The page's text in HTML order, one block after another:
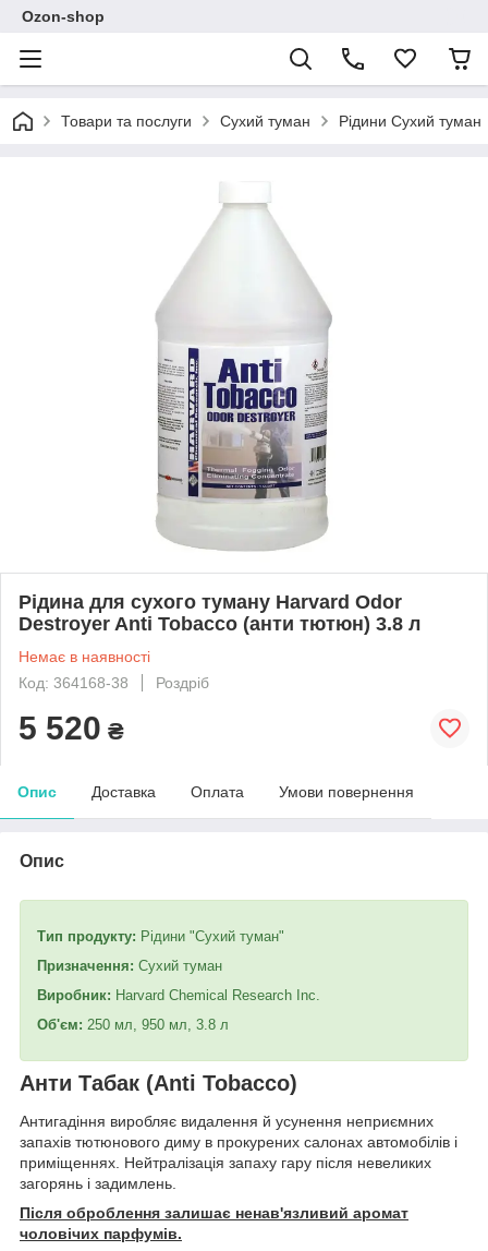
Ozon-shop
Товари та послуги Сухий туман Рідини Сухий туман
Рідина для сухого туману Harvard Odor
Destroyer Anti Tobacco (анти тютюн) 3.8 л
Немає в наявності
Код: 364168-38
Роздріб
5 520 ₴
Опис Доставка Оплата Умови повернення
Опис
Тип продукту: Рідини "Сухий туман"
Призначення: Сухий туман
Виробник: Harvard Chemical Research Inc.
Об'єм: 250 мл, 950 мл, 3.8 л
Анти Табак (Anti Tobacco)
Антигадіння виробляє видалення й усунення неприємних
запахів тютюнового диму в прокурених салонах автомобілів і
приміщеннях. Нейтралізація запаху гару після невеликих
загорянь і задимлень.
Після оброблення залишає ненав'язливий аромат
чоловічих парфумів.